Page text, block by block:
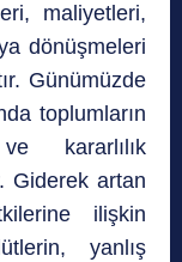
maliyetleri,
dönüşmeleri
Günümüzde
toplumların
kararlılık
Giderek artan
ilişkin
yanlış